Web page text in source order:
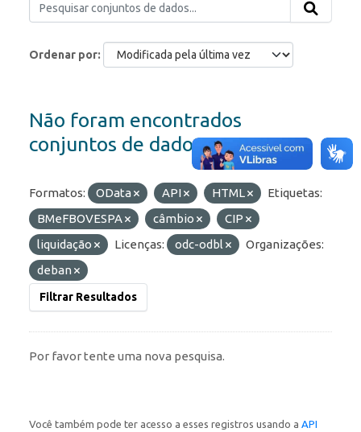
Ordenar por
Não foram encontrados
conjuntos de dados
Formatos: OData API HTML
Etiquetas:
BMeFBOVESPA
câmbio
CIP
liquidação
Licenças: odc-odbl
Organizações:
deban
Filtrar Resultados
Por favor tente uma nova pesquisa.
Você também pode ter acesso a esses registros usando a API